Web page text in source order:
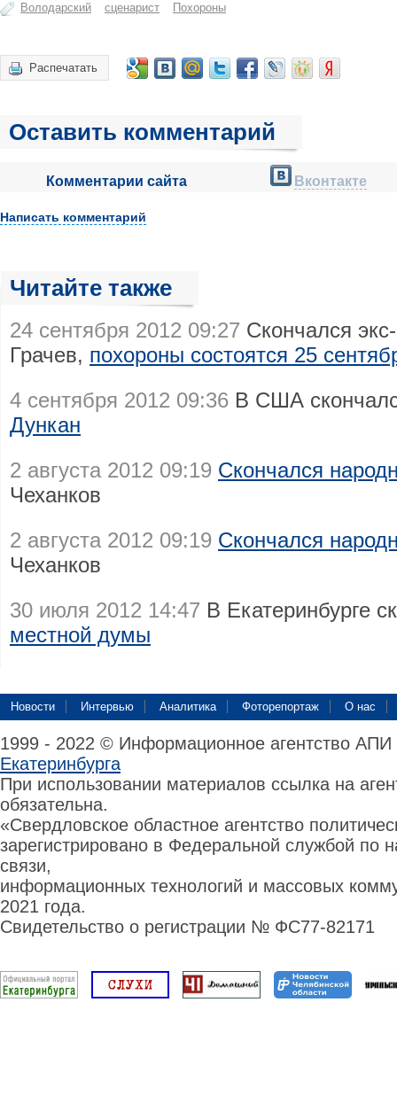
Володарский сценарист Похороны
Распечатать
Оставить комментарий
Комментарии сайта Вконтакте
Написать комментарий
Читайте также
24 сентября 2012 09:27 Скончался
Грачев, похороны состоятся 25
4 сентября 2012 09:36 В США
Дункан
2 августа 2012 09:19 Скончался
Чеханков
2 августа 2012 09:19 Скончался
Чеханков
30 июля 2012 14:47 В Екатеринбурге
местной думы
Новости Интервью Аналитика Фоторепортаж О нас
1999 - 2022 © Информационное агентство
Екатеринбурга
При использовании материалов ссылка на
обязательна.
«Свердловское областное агентство
зарегистрировано в Федеральной службой по
связи,
информационных технологий и массовых
2021 года.
Свидетельство о регистрации № ФС77-82171